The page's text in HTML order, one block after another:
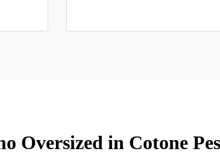
Oversized in Cotone